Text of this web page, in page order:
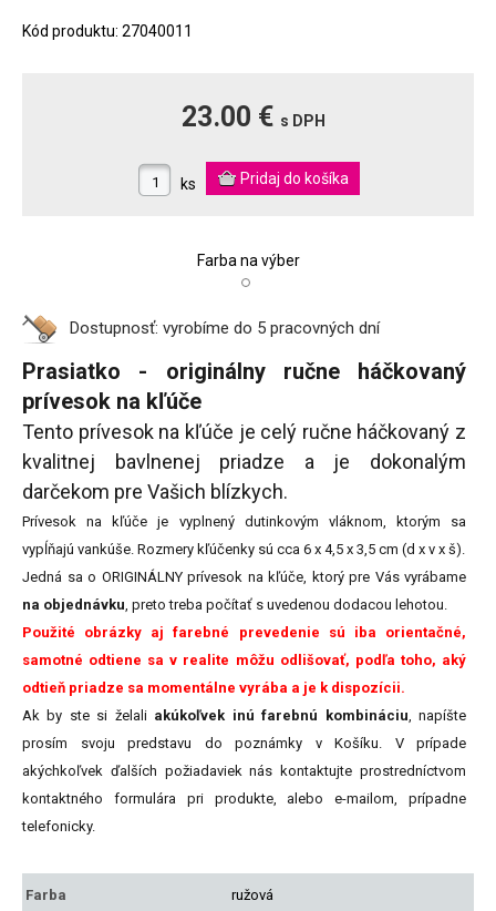
Kód produktu: 27040011
23.00 € s DPH
ks
Farba na výber
Dostupnosť: vyrobíme do 5 pracovných dní
Prasiatko - originálny ručne háčkovaný
prívesok na kľúče
Tento prívesok na kľúče je celý ručne háčkovaný z
kvalitnej bavlnenej priadze a je dokonalým
darčekom pre Vašich blízkych.
Prívesok na kľúče je vyplnený dutinkovým vláknom, ktorým sa
vypĺňajú vankúše. Rozmery kľúčenky sú cca 6 x 4,5 x 3,5 cm (d x v x š).
Jedná sa o ORIGINÁLNY prívesok na kľúče, ktorý pre Vás vyrábame
na objednávku, preto treba počítať s uvedenou dodacou lehotou.
Použité obrázky aj farebné prevedenie sú iba orientačné,
samotné odtiene sa v realite môžu odlišovať, podľa toho, aký
odtieň priadze sa momentálne vyrába a je k dispozícii.
Ak by ste si želali akúkoľvek inú farebnú kombináciu, napíšte
prosím svoju predstavu do poznámky v Košíku. V prípade
akýchkoľvek ďalších požiadaviek nás kontaktujte prostredníctvom
kontaktného formulára pri produkte, alebo e-mailom, prípadne
telefonicky.
Farba ružová